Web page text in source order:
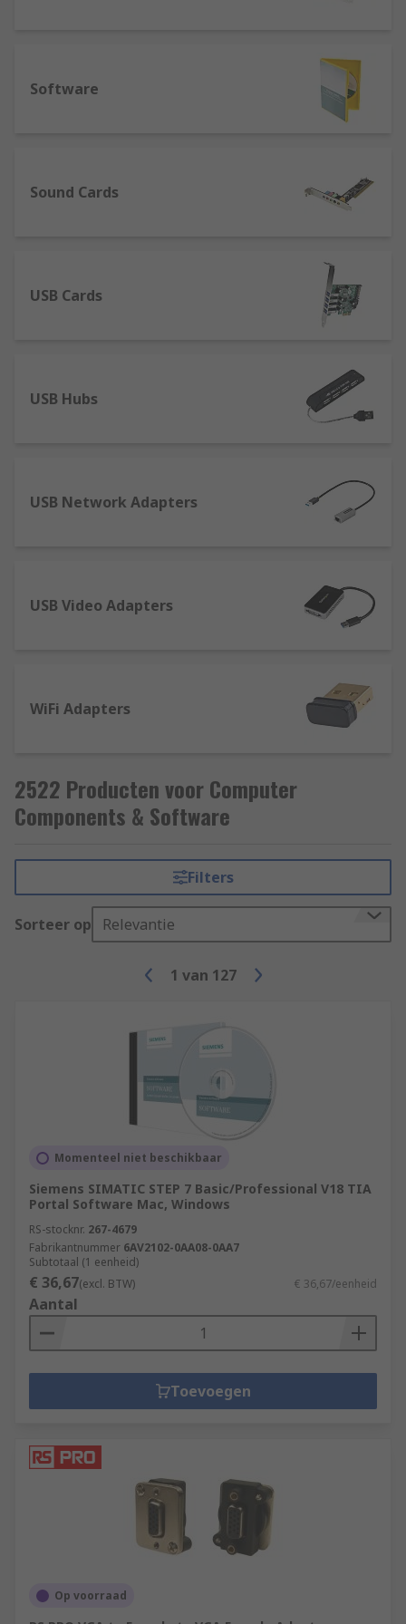
Software
Sound Cards
USB Cards
USB Hubs
USB Network Adapters
USB Video Adapters
WiFi Adapters
2522 Producten voor Computer
Components & Software
Filters
Sorteer op Relevantie
1 van 127
Momenteel niet beschikbaar
Siemens SIMATIC STEP 7 Basic/Professional V18 TIA
Portal Software Mac, Windows
RS-stocknr. 267-4679
Fabrikantnummer 6AV2102-0AA08-0AA7
Subtotaal (1 eenheid)
€ 36,67(excl. BTW) € 36,67/eenheid
Aantal
Toevoegen
Op voorraad